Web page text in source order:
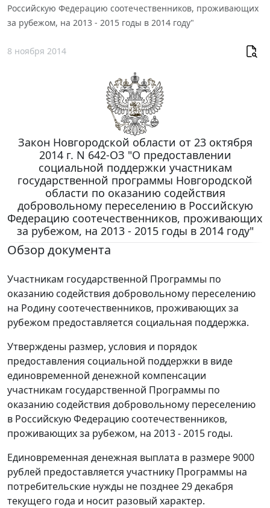
Российскую Федерацию соотечественников, проживающих
за рубежом, на 2013 - 2015 годы в 2014 году"
8 ноября 2014
Закон Новгородской области от 23 октября
2014 г. N 642-ОЗ "О предоставлении
социальной поддержки участникам
государственной программы Новгородской
области по оказанию содействия
добровольному переселению в Российскую
Федерацию соотечественников, проживающих
за рубежом, на 2013 - 2015 годы в 2014 году"
Обзор документа
Участникам государственной Программы по
оказанию содействия добровольному переселению
на Родину соотечественников, проживающих за
рубежом предоставляется социальная поддержка.
Утверждены размер, условия и порядок
предоставления социальной поддержки в виде
единовременной денежной компенсации
участникам государственной Программы по
оказанию содействия добровольному переселению
в Российскую Федерацию соотечественников,
проживающих за рубежом, на 2013 - 2015 годы.
Единовременная денежная выплата в размере 9000
рублей предоставляется участнику Программы на
потребительские нужды не позднее 29 декабря
текущего года и носит разовый характер.